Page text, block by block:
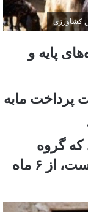
کشاورزی
پایه و
پرداخت مابه
که گروه
کالایی آنها از ۱ به ۲ تغییر یافته است، از ۶ ماه